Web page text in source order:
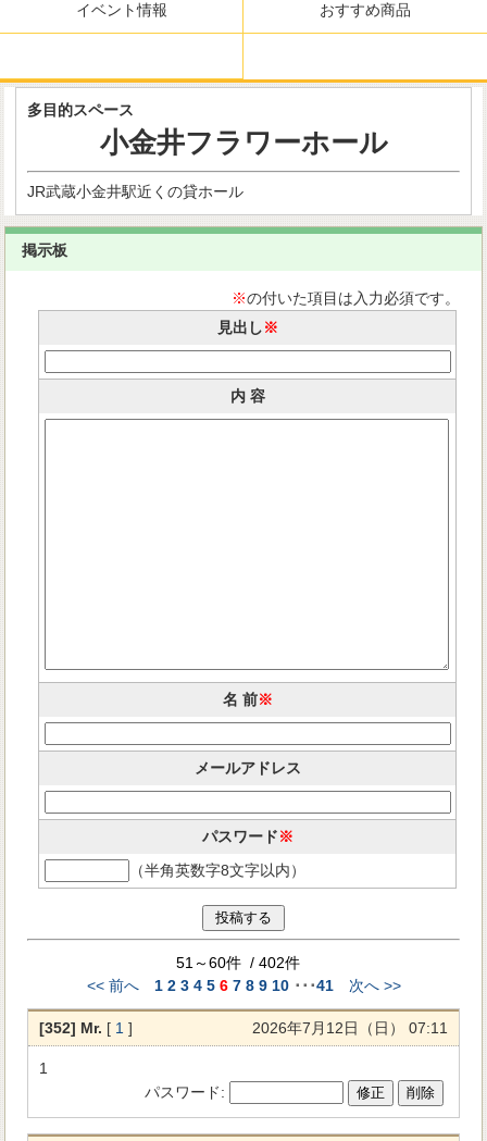
イベント情報 おすすめ商品
多目的スペース
小金井フラワーホール
JR武蔵小金井駅近くの貸ホール
掲示板
※の付いた項目は入力必須です。
見出し※
内 容
名 前※
メールアドレス
パスワード※
（半角英数字8文字以内）
51～60件 / 402件
<< 前へ
1 2 3 4 5 6 7 8 9 10･･･41 次へ >>
[352] Mr. [ 1 ] 2026年7月12日（日） 07:11
1
パスワード: